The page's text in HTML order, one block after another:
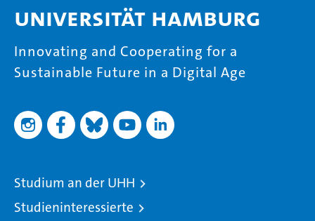
Universität Hamburg
Innovating and Cooperating for a
Sustainable Future in a Digital Age
Studium an der UHH
Studieninteressierte